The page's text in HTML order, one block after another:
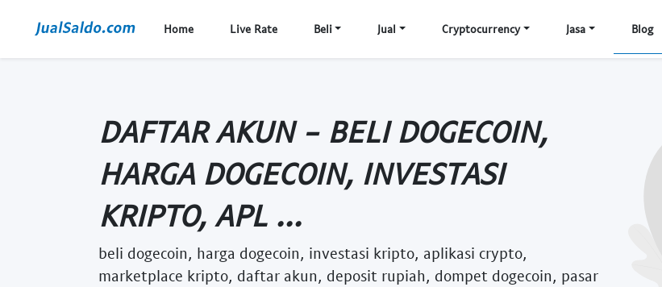
Home Live Rate Beli Jual Cryptocurrency Jasa Blog
DAFTAR AKUN - BELI DOGECOIN,
HARGA DOGECOIN, INVESTASI
KRIPTO, APL ...
beli dogecoin, harga dogecoin, investasi kripto, aplikasi crypto,
marketplace kripto, daftar akun, deposit rupiah, dompet dogecoin, pasar